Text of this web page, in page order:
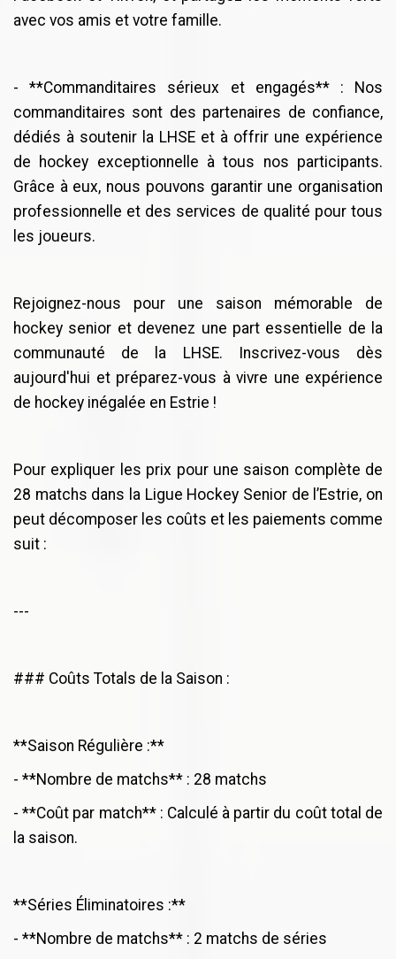
avec vos amis et votre famille.
- **Commanditaires sérieux et engagés** : Nos
commanditaires sont des partenaires de confiance,
dédiés à soutenir la LHSE et à offrir une expérience
de hockey exceptionnelle à tous nos participants.
Grâce à eux, nous pouvons garantir une organisation
professionnelle et des services de qualité pour tous
les joueurs.
Rejoignez-nous pour une saison mémorable de
hockey senior et devenez une part essentielle de la
communauté de la LHSE. Inscrivez-vous dès
aujourd'hui et préparez-vous à vivre une expérience
de hockey inégalée en Estrie !
Pour expliquer les prix pour une saison complète de
28 matchs dans la Ligue Hockey Senior de l’Estrie, on
peut décomposer les coûts et les paiements comme
suit :
---
### Coûts Totals de la Saison :
**Saison Régulière :**
- **Nombre de matchs** : 28 matchs
- **Coût par match** : Calculé à partir du coût total de
la saison.
**Séries Éliminatoires :**
- **Nombre de matchs** : 2 matchs de séries